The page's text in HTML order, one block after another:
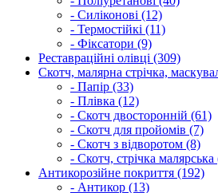
- Силіконові (12)
- Термостійкі (11)
- Фіксатори (9)
Реставраційні олівці (309)
Скотч, малярна стрічка,
- Папір (33)
- Плівка (12)
- Скотч двосторонній (61)
- Скотч для пройомів (7)
- Скотч з відворотом (8)
- Скотч, стрічка малярська
Антикорозійне покриття (192)
- Антикор (13)